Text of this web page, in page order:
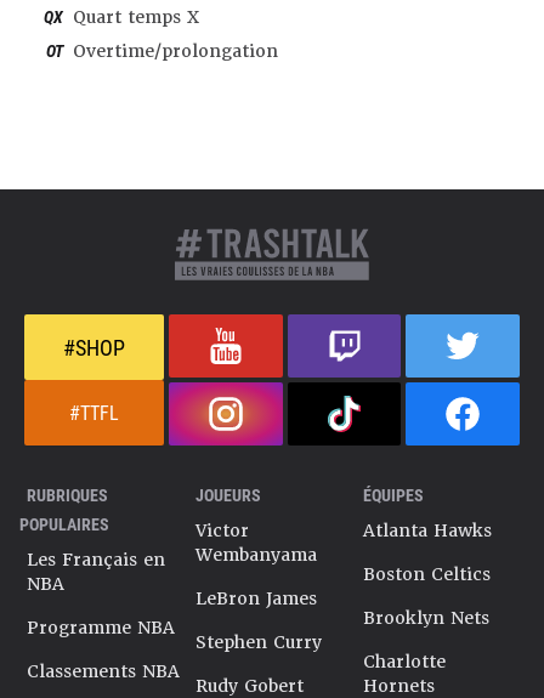
QX Quart temps X
OT Overtime/prolongation
#SHOP
#TTFL
RUBRIQUES
POPULAIRES
Les Français en
NBA
Programme NBA
Classements NBA
JOUEURS
Victor
Wembanyama
LeBron James
Stephen Curry
Rudy Gobert
ÉQUIPES
Atlanta Hawks
Boston Celtics
Brooklyn Nets
Charlotte
Hornets